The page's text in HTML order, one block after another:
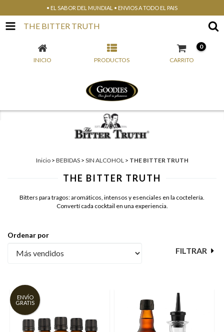
• EL SABOR DEL MUNDIAL • ENVIOS A TODO EL PAIS
THE BITTER TRUTH
INICIO PRODUCTOS CARRITO
0
Inicio > BEBIDAS > SIN ALCOHOL > THE BITTER TRUTH
THE BITTER TRUTH
Bitters para tragos: aromáticos, intensos y esenciales en la coctelería.
Convertí cada cocktail en una experiencia.
Ordenar por
FILTRAR
ENVÍO
GRATIS